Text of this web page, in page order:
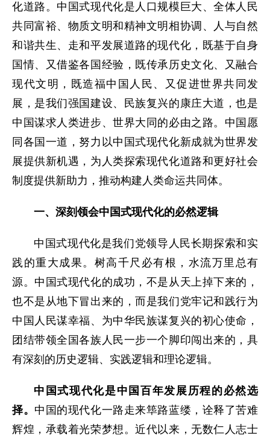
化道路。中国式现代化是人口规模巨大、全体人民
共同富裕、物质文明和精神文明相协调、人与自然
和谐共生、走和平发展道路的现代化，既基于自身
国情、又借鉴各国经验，既传承历史文化、又融合
现代文明，既造福中国人民、又促进世界共同发
展，是我们强国建设、民族复兴的康庄大道，也是
中国谋求人类进步、世界大同的必由之路。中国愿
同各国一道，努力以中国式现代化新成就为世界发
展提供新机遇，为人类探索现代化道路和更好社会
制度提供新助力，推动构建人类命运共同体。
一、深刻领会中国式现代化的必然逻辑
中国式现代化是我们党领导人民长期探索和实
践的重大成果。树高千尺必有根，水流万里总有
源。中国式现代化的成功，不是从天上掉下来的，
也不是从地下冒出来的，而是我们党牢记和践行为
中国人民谋幸福、为中华民族谋复兴的初心使命，
团结带领全国各族人民一步一个脚印闯出来的，具
有深刻的历史逻辑、实践逻辑和理论逻辑。
中国式现代化是中国百年发展历程的必然选
择。 中国的现代化一路走来筚路蓝缕，诠释了苦难
辉煌，承载着光荣梦想。近代以来，无数仁人志士